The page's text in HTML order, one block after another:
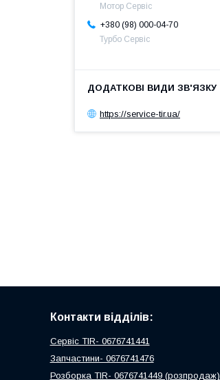
Мотор Сервіс
+380 (98) 000-04-70
Турбо Сервіс
https://service-tir.ua/
Контакти відділів:
Сервіс TIR- 0676741441
Запчастини- 0676741476
Розборка TIR- 0676741449 (розпродаж)